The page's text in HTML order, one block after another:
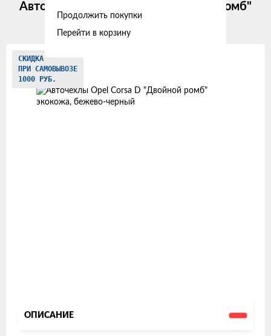
Авточехлы Opel Corsa D "Двойной ромб"
экокожа, бежево-черный
Изображения
товаров
СКИДКА
ПРИ САМОВЫВОЗЕ
1000 РУБ.
ОПИСАНИЕ
Продолжить покупки
Перейти в корзину